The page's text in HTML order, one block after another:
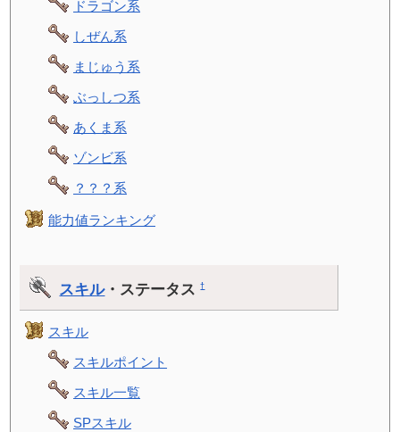
ドラゴン系
しぜん系
まじゅう系
ぶっしつ系
あくま系
ゾンビ系
？？？系
能力値ランキング
スキル・ステータス†
スキル
スキルポイント
スキル一覧
SPスキル